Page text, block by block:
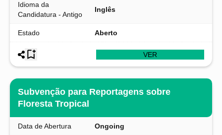
Idioma da
Candidatura - Antigo
Inglês
Estado Aberto
VER
Subvenção para Reportagens sobre
Floresta Tropical
Data de Abertura Ongoing